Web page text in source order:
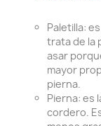
Paletilla:
trata de la
asar
mayor
pierna.
Pierna: es
cordero.